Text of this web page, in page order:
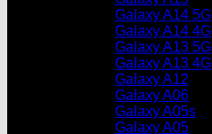
Galaxy A14 5G
Galaxy A14 4G
Galaxy A13 5G
Galaxy A13 4G
Galaxy A12
Galaxy A06
Galaxy A05s
Galaxy A05